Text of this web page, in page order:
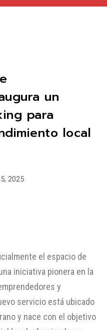
un
para
local
2025
el espacio de
iniciativa pionera en la
y
servicio está ubicado
y nace con el objetivo